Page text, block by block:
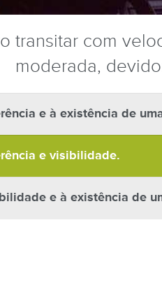
transitar com
moderada,
e à existência de
e visibilidade.
e à existência de